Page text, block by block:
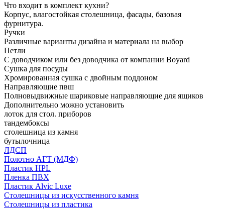
Что входит в комплект кухни?
Корпус, влагостойкая столешница, фасады, базовая
фурнитура.
Ручки
Различные варианты дизайна и материала на выбор
Петли
С доводчиком или без доводчика от компании Boyard
Сушка для посуды
Хромированная сушка с двойным поддоном
Направляющие пвш
Полновыдвижные шариковые направляющие для ящиков
Дополнительно можно установить
лоток для стол. приборов
тандембоксы
столешница из камня
бутылочница
ЛДСП
Полотно АГТ (МДФ)
Пластик HPL
Пленка ПВХ
Пластик Alvic Luxe
Столешницы из искусственного камня
Столешницы из пластика